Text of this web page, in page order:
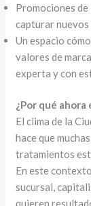
Promociones
capturar
Un espacio
valores de
experta y con
¿Por qué ahora
El clima de la
hace que
tratamientos
En este
sucursal,
quieren